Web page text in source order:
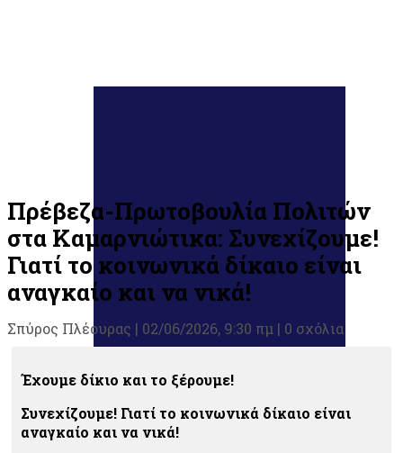
Πρέβεζα-Πρωτοβουλία Πολιτών
στα Καμαρνιώτικα: Συνεχίζουμε!
Γιατί το κοινωνικά δίκαιο είναι
αναγκαίο και να νικά!
Σπύρος Πλέουρας | 02/06/2026, 9:30 πμ | 0 σχόλια
Έχουμε δίκιο και το ξέρουμε!
Συνεχίζουμε! Γιατί το κοινωνικά δίκαιο είναι
αναγκαίο και να νικά!